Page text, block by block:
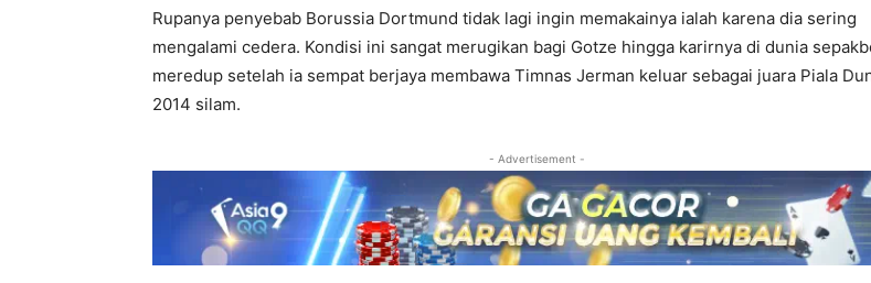
Rupanya penyebab Borussia Dortmund tidak lagi ingin memakainya ialah karena dia sering
mengalami cedera. Kondisi ini sangat merugikan bagi Gotze hingga karirnya di dunia
meredup setelah ia sempat berjaya membawa Timnas Jerman keluar sebagai juara Piala
2014 silam.
- Advertisement -